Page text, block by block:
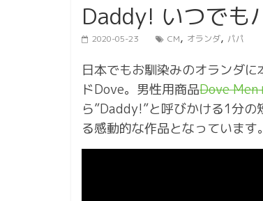
Daddy! いつでも
2020-05-23 CM, オランダ, パパ
日本でもお馴染みのオランダに
ドDove。男性用商品Dove
ら”Daddy!”と呼びかける1分
る感動的な作品となっています。